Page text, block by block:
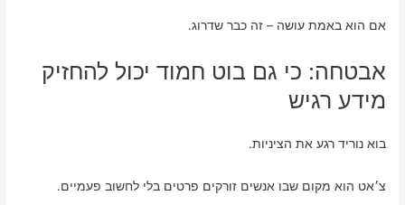
אם הוא באמת עושה – זה כבר שדרוג.
אבטחה: כי גם בוט חמוד יכול להחזיק
מידע רגיש
בוא נוריד רגע את הציניות.
צ׳אט הוא מקום שבו אנשים זורקים פרטים בלי לחשוב פעמיים.